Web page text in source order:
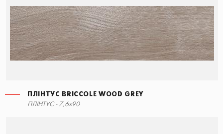
ПЛІНТУС BRICCOLE WOOD GREY
ПЛІНТУС - 7,6x90
СХОДИНКА ПРЯМА
90x34,5
ПЛІНТУС BRICCOLE WOOD GREY
7,6x90